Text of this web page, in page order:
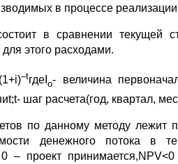
в процессе
в сравнении текущей
этого расходами.
(1+i)–tгдеI o- величина
шаг расчета(год, квартал,
по данному методу лежит
денежного потока в
0 – проект